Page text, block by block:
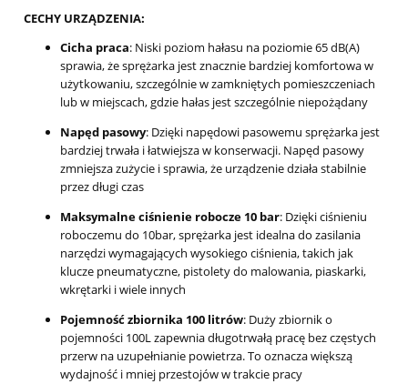
CECHY URZĄDZENIA:
Cicha praca: Niski poziom hałasu na poziomie 65 dB(A)
sprawia, że sprężarka jest znacznie bardziej komfortowa w
użytkowaniu, szczególnie w zamkniętych pomieszczeniach
lub w miejscach, gdzie hałas jest szczególnie niepożądany
Napęd pasowy: Dzięki napędowi pasowemu sprężarka jest
bardziej trwała i łatwiejsza w konserwacji. Napęd pasowy
zmniejsza zużycie i sprawia, że urządzenie działa stabilnie
przez długi czas
Maksymalne ciśnienie robocze 10 bar: Dzięki ciśnieniu
roboczemu do 10bar, sprężarka jest idealna do zasilania
narzędzi wymagających wysokiego ciśnienia, takich jak
klucze pneumatyczne, pistolety do malowania, piaskarki,
wkrętarki i wiele innych
Pojemność zbiornika 100 litrów: Duży zbiornik o
pojemności 100L zapewnia długotrwałą pracę bez częstych
przerw na uzupełnianie powietrza. To oznacza większą
wydajność i mniej przestojów w trakcie pracy